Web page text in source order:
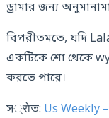
ড্রামার জন্য
বিপরীতমতে, যদি
একটিকে শো থেকে
করতে পারে।
স्रोত: Us Weekly